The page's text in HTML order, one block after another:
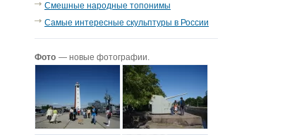
Смешные народные топонимы
Самые интересные скульптуры в России
Фото — новые фотографии.